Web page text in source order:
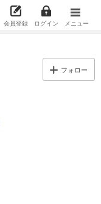
会員登録 ログイン メニュー
フォロー